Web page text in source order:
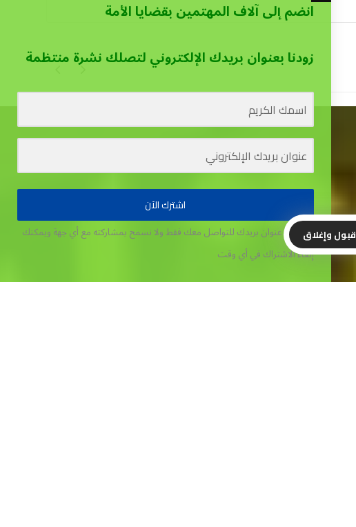
قبول وإغلاق
انضم إلى آلاف المهتمين بقضايا الأمة
زودنا بعنوان بريدك الإلكتروني لتصلك نشرة منتظمة
اشترك الآن
نستخدم عنوان بريدك للتواصل معك فقط ولا نسمح بمشاركته مع أي جهةويمكنك
إلغاء الاشتراك في أي وقت